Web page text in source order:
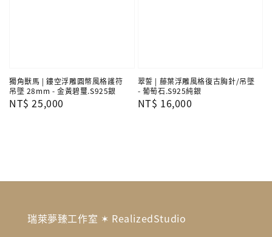
獨角獸馬 | 鏤空浮雕圓幣風格護符
吊墜 28mm - 金黃碧璽.S925銀
Regular
NT$ 25,000
翠誓 | 藤葉浮雕風格復古胸針/吊墜
- 葡萄石.S925純銀
Regular
NT$ 16,000
瑞萊夢臻工作室 ✶ RealizedStudio